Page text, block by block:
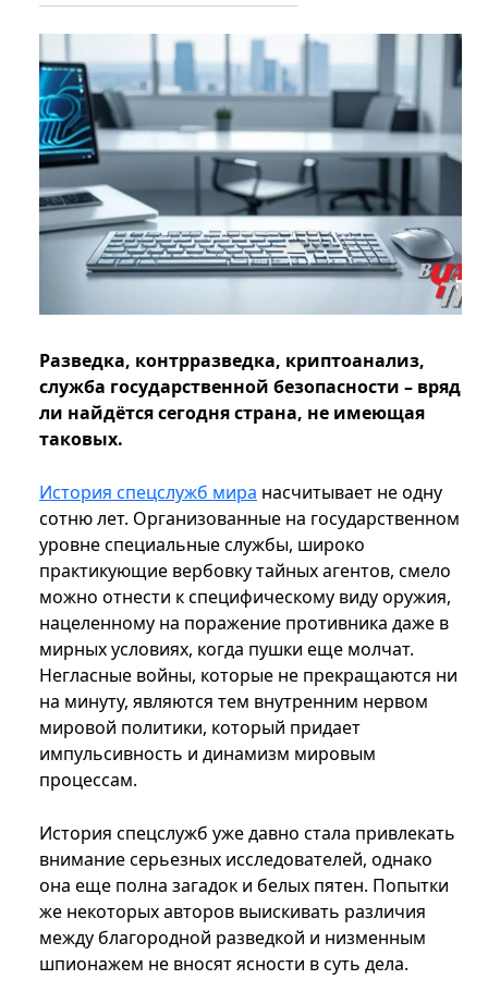
Разведка, контрразведка, криптоанализ,
служба государственной безопасности – вряд
ли найдётся сегодня страна, не имеющая
таковых.
История спецслужб мира насчитывает не одну
сотню лет. Организованные на государственном
уровне специальные службы, широко
практикующие вербовку тайных агентов, смело
можно отнести к специфическому виду оружия,
нацеленному на поражение противника даже в
мирных условиях, когда пушки еще молчат.
Негласные войны, которые не прекращаются ни
на минуту, являются тем внутренним нервом
мировой политики, который придает
импульсивность и динамизм мировым
процессам.
История спецслужб уже давно стала привлекать
внимание серьезных исследователей, однако
она еще полна загадок и белых пятен. Попытки
же некоторых авторов выискивать различия
между благородной разведкой и низменным
шпионажем не вносят ясности в суть дела.